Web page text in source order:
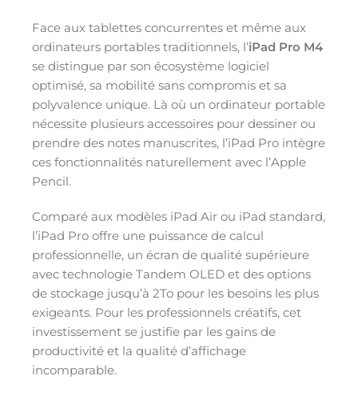
Face aux tablettes concurrentes et même aux
ordinateurs portables traditionnels, l’iPad Pro M4
se distingue par son écosystème logiciel
optimisé, sa mobilité sans compromis et sa
polyvalence unique. Là où un ordinateur portable
nécessite plusieurs accessoires pour dessiner ou
prendre des notes manuscrites, l’iPad Pro intègre
ces fonctionnalités naturellement avec l’Apple
Pencil.
Comparé aux modèles iPad Air ou iPad standard,
l’iPad Pro offre une puissance de calcul
professionnelle, un écran de qualité supérieure
avec technologie Tandem OLED et des options
de stockage jusqu’à 2To pour les besoins les plus
exigeants. Pour les professionnels créatifs, cet
investissement se justifie par les gains de
productivité et la qualité d’affichage
incomparable.